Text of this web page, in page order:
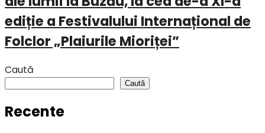
ediție a Festivalului Internațional de
Folclor „Plaiurile Mioriței”
Caută
Caută
Recente